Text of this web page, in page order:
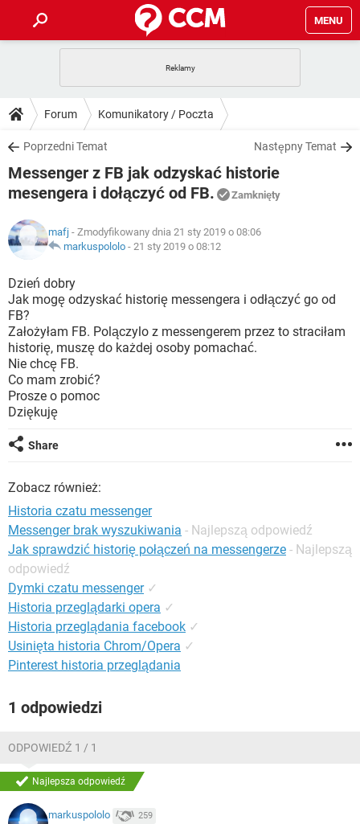
MENU
GRY WHATSAPP
SPOTIFY
INSTAGRAM FACEBOOK
WINDOWS 10
PORADY
PlayStation TIKTOK
SPOTIFY NETFLIX
WINDOWS 10
DO POBRANIA
ANDROID TIKTOK
GRY WHATSAPP
IOS NETFLIX
INSTAGRAM
WINDOWS 10
GRY WHATSAPP
INSTAGRAM FACEBOOK
WINDOWS 10
ARTYKUŁY
COVID-19
GRY
SPOTIFY
INSTAGRAM FACEBOOK
WINDOWS 10
Forum Komunikatory / Poczta
Poprzedni Temat Następny Temat
Messenger z FB jak odzyskać historie
mesengera i dołączyć od FB.
Zamknięty
mafj - Zmodyfikowany dnia 21 sty 2019 o 08:06
markuspololo - 21 sty 2019 o 08:12
Dzień dobry
Jak mogę odzyskać historię messengera i odłączyć go od
FB?
Założyłam FB. Polączylo z messengerem przez to straciłam
historię, muszę do każdej osoby pomachać.
Nie chcę FB.
Co mam zrobić?
Prosze o pomoc
Dziękuję
Share
Zobacz również:
Historia czatu messenger
Messenger brak wyszukiwania - Najlepszą odpowiedź
Jak sprawdzić historię połączeń na messengerze - Najlepszą
odpowiedź
Dymki czatu messenger ✓
Historia przeglądarki opera ✓
Historia przeglądania facebook ✓
Usinięta historia Chrom/Opera ✓
Pinterest historia przeglądania
1 odpowiedzi
ODPOWIEDŹ 1 / 1
Najlepsza odpowiedź
markuspololo 259